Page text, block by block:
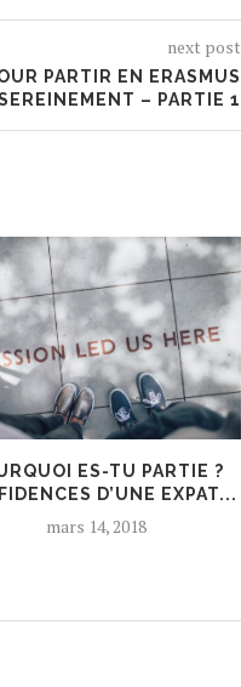
next post
PARTIR EN ERASMUS
– PARTIE 1
ES-TU PARTIE ?
D’UNE EXPAT...
mars 14, 2018